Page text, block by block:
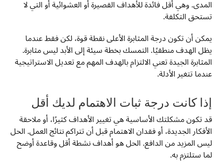
المدى. وهي أقل فائدة للأهداف القصيرة أو العشوائية أو التي لا
تستحق التكلفة.
يمكن أن تكون درجة المثابرة الأعلى نقطة قوة، لكن فقط عندما
يظل الهدف منطقيًا. التمسك بخطة سيئة إلى الأبد ليس مثابرة.
المثابرة الجيدة تعني الالتزام بالهدف المهم مع تعديل الاستراتيجية
عندما تتغير الأدلة.
إذا كانت درجة ثبات الاهتمام لديك أقل
قد تكون مشكلتك الأساسية هي تغيير الأهداف كثيرًا، أو ملاحقة
الأفكار الجديدة، أو فقدان الاهتمام قبل أن تتراكم نتائج العمل. الحل
ليس المزيد من الدافع. الحل هو أهداف نشطة أقل وقاعدة أوضح
لما ستلتزم به.